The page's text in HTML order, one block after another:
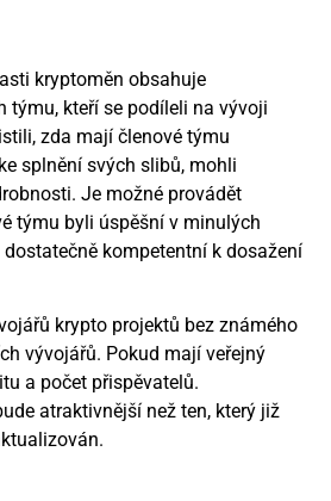
kryptoměn obsahuje
týmu, kteří se podíleli na vývoji
zda mají členové týmu
splnění svých slibů, mohli
Je možné provádět
týmu byli úspěšní v minulých
kompetentní k dosažení
krypto projektů bez známého
vývojářů. Pokud mají veřejný
a počet přispěvatelů.
atraktivnější než ten, který již